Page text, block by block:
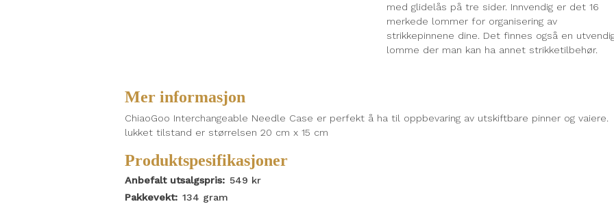
med glidelås på tre sider. Innvendig er det 16
merkede lommer for organisering av
strikkepinnene dine. Det finnes også en
lomme der man kan ha annet strikketilbehør.
Mer informasjon
ChiaoGoo Interchangeable Needle Case er perfekt å ha til oppbevaring av utskiftbare pinner og vaiere.
lukket tilstand er størrelsen 20 cm x 15 cm
Produktspesifikasjoner
Anbefalt utsalgspris: 549 kr
Pakkevekt: 134 gram